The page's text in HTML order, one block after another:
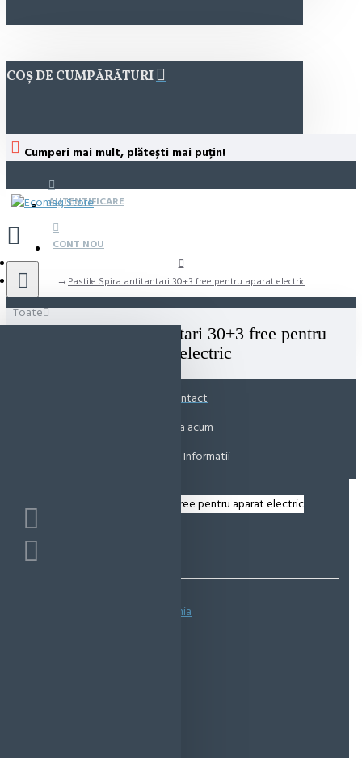
COȘ DE CUMPĂRĂTURI
Cumperi mai mult, plătești mai puțin!
AUTENTIFICARE
CONT NOU
Toate
Pastile Spira antitantari 30+3 free pentru aparat electric
Pastile Spira antitantari 30+3 free pentru
aparat electric
Contact
Suna acum
Solicita Informatii
Spune-ţi opinia